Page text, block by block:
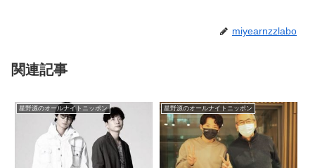
miyearnzzlabo
関連記事
星野源のオールナイトニッポン 星野源のオールナイトニッポン